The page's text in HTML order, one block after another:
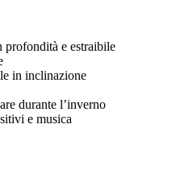
profondità e estraibile
in inclinazione
durante l’inverno
e musica